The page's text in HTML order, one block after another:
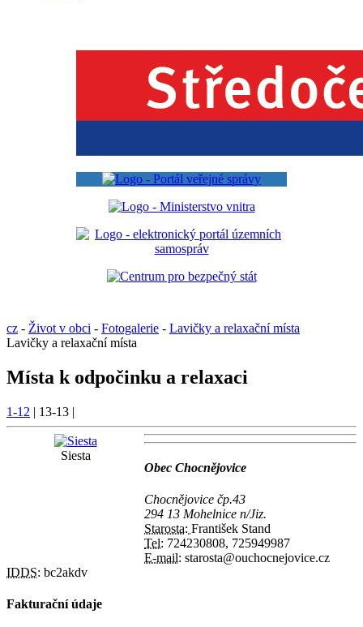
cz - Život v obci - Fotogalerie - Lavičky a relaxační místa
Lavičky a relaxační místa
Místa k odpočinku a relaxaci
1-12 | 13-13 |
Siesta
Obec Chocnějovice
Chocnějovice čp.43
294 13 Mohelnice n/Jiz.
Starosta: František Stand
Tel: 724230808, 725949987
E-mail: starosta@ouchocnejovice.cz
IDDS: bc2akdv
Fakturační údaje